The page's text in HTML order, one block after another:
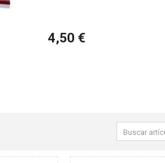
4,50 €
Buscar
productos: